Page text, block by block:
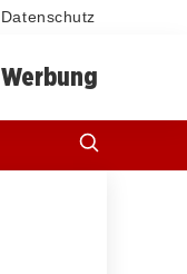
Datenschutz
Werbung